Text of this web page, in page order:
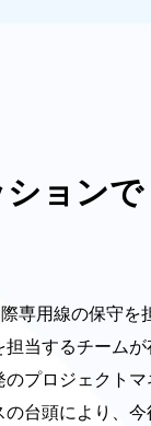
ョンで
専用線の保守を
当するチーム
プロジェクト
台頭により、